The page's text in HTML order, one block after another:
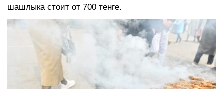
шашлыка стоит от 700 тенге.